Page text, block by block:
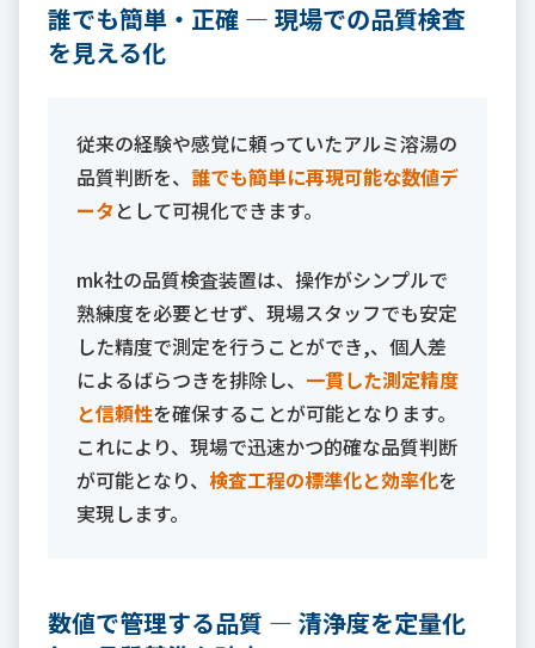
誰でも簡単・正確 ― 現場での品質検査
を見える化
従来の経験や感覚に頼っていたアルミ溶湯の
品質判断を、 誰でも簡単に再現可能な数値デ
ータとして可視化できます。
mk社の品質検査装置は、操作がシンプルで
熟練度を必要とせず、現場スタッフでも安定
した精度で測定を行うことができ,、個人差
によるばらつきを排除し、 一貫した測定精度
と信頼性を確保することが可能となります。
これにより、現場で迅速かつ的確な品質判断
が可能となり、 検査工程の標準化と効率化を
実現します。
数値で管理する品質 ― 清浄度を定量化